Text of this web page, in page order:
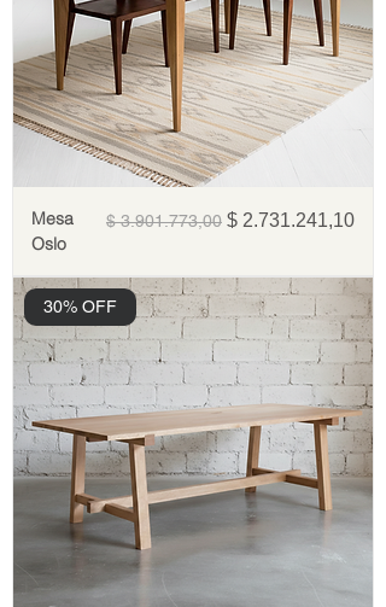
Mesa
Oslo
Precio
$ 3.901.773,00 Precio de oferta
$ 2.731.241,10
30% OFF